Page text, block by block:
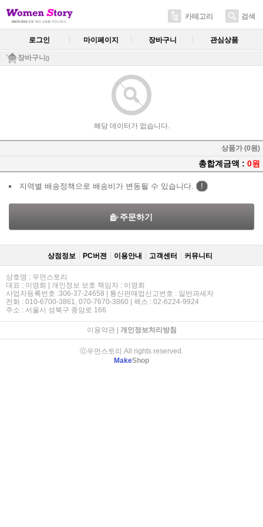
카테고리 검색
로그인 마이페이지 장바구니 관심상품
장바구니 ()
해당 데이터가 없습니다.
상품가 (0원)
총합계금액 : 0원
지역별 배송정책으로 배송비가 변동될 수 있습니다. !
주문하기
상점정보 PC버젼 이용안내 고객센터 커뮤니티
상호명 : 우먼스토리
대표 : 이영희 | 개인정보 보호 책임자 : 이영희
사업자등록번호 :306-37-24658 | 통신판매업신고번호 : 일반과세자
전화 : 010-6700-3861, 070-7670-3860 | 팩스 : 02-6224-9924
주소 : 서울시 성북구 종암로 166
이용약관| 개인정보처리방침
ⓒ우먼스토리 All rights reserved.
MakeShop